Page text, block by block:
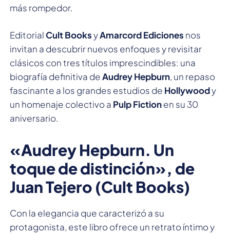
más rompedor.
EditorialCult BooksyAmarcord Ediciones nos
invitan a descubrir nuevos enfoques y revisitar
clásicos con tres títulos imprescindibles: una
biografía definitiva deAudrey Hepburn, un repaso
fascinante a los grandes estudios de Hollywoody
un homenaje colectivo a Pulp Fictionen su 30
aniversario.
«Audrey Hepburn. Un
toque de distinción», de
Juan Tejero (Cult Books)
Con la elegancia que caracterizó a su
protagonista, este libro ofrece un retrato íntimo y